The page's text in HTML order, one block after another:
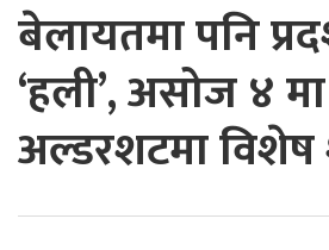
बेलायतमा पनि
‘हली’, असोज ४ मा
अल्डरशटमा विशेष